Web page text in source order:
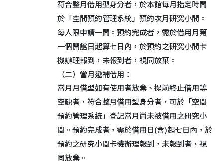
符合整月借用型身分者，於本館每月指定時間
於「空間預約管理系統」預約次月研究小間。
每人限申請一間。預約完成者，需於借用月第
一個開館日起算七日內，於預約之研究小間卡
機辦理報到，未報到者，視同放棄。
（二）當月遞補借用：
當月月借型如有使用者放棄、提前終止借用等
空缺者，符合整月借用型身分者，可於「空間
預約管理系統」登記當月尚未被借用之研究小
間。預約完成者，需於借用日(含)起七日內，於
預約之研究小間卡機辦理報到，未報到者，視
同放棄。